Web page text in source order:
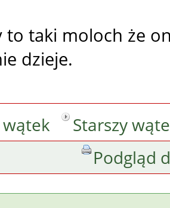
to taki moloch że
dzieje.
Starszy
Podgląd